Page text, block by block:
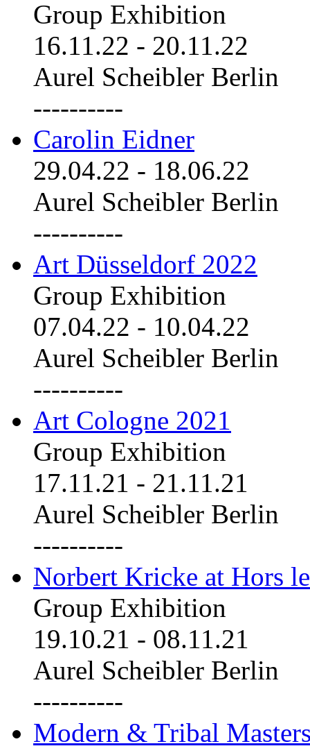
Group Exhibition
16.11.22 - 20.11.22
Aurel Scheibler Berlin
----------
Carolin Eidner
29.04.22 - 18.06.22
Aurel Scheibler Berlin
----------
Art Düsseldorf 2022
Group Exhibition
07.04.22 - 10.04.22
Aurel Scheibler Berlin
----------
Art Cologne 2021
Group Exhibition
17.11.21 - 21.11.21
Aurel Scheibler Berlin
----------
Norbert Kricke at Hors
Group Exhibition
19.10.21 - 08.11.21
Aurel Scheibler Berlin
----------
Modern & Tribal